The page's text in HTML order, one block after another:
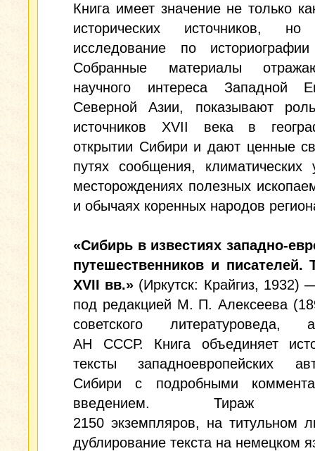
Книга имеет значение не только
исторических источников,
исследование по
Собранные материалы
научного интереса Западной
Северной Азии, показывают
источников XVII века в
открытии Сибири и дают ценные
путях сообщения, климатических
месторождениях полезных
и обычаях коренных народов
«Сибирь в известиях
путешественников и писателей.
XVII вв.» (Иркутск: Крайгиз, 1932)
под редакцией М. П. Алексеева
советского литературоведа,
АН СССР. Книга объединяет
тексты западноевропейских
Сибири с подробными
введением. Тираж
2150 экземпляров, на титульном
дублирование текста на немецком